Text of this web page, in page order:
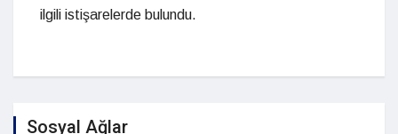
ilgili istişarelerde bulundu.
Sosyal Ağlar